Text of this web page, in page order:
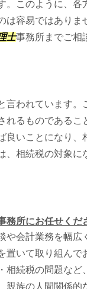
。このように、各
容易ではありま
士事務所までご相
言われています。
れるものであるこ
良いことになり、
、相続税の対象に
務所にお任せくだ
や会計業務を幅広
置いて取り組んで
相続税の問題など
親族の人間関係的